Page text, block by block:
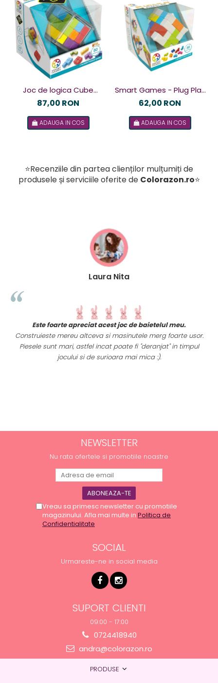
Joc de logica Cube
Puzzler Go, Smart
87,00 RON
ADAUGA IN COS
Smart Games - Plug Play
Puzzler, joc de logica cu
romana
62,00 RON
ADAUGA IN COS
⭐Recenziile din partea clienților mulțumiți de
produsele și serviciile oferite de Colorazon.ro⭐
Laura Nita
Este foarte apreciat acest joc de baietelul meu.
Construieste mereu altceva si masinutele merg foarte usor.
Piesele sunt mari, astfel incat poate fi "deranjat" in timpul
jocului si de surioara mai mica :).
NEWSLETTER
Nu rata ofertele si promotiile noastre
Vreau sa primesc newsletter cu promotiile
magazinului. Afla mai multe in Politica de
Confidentialitate
SOCIAL
Urmareste-ne in social media
SUPORT CLIENTI
09:00 - 17:00
0724418940
andra@colorazon.ro
PRODUSE